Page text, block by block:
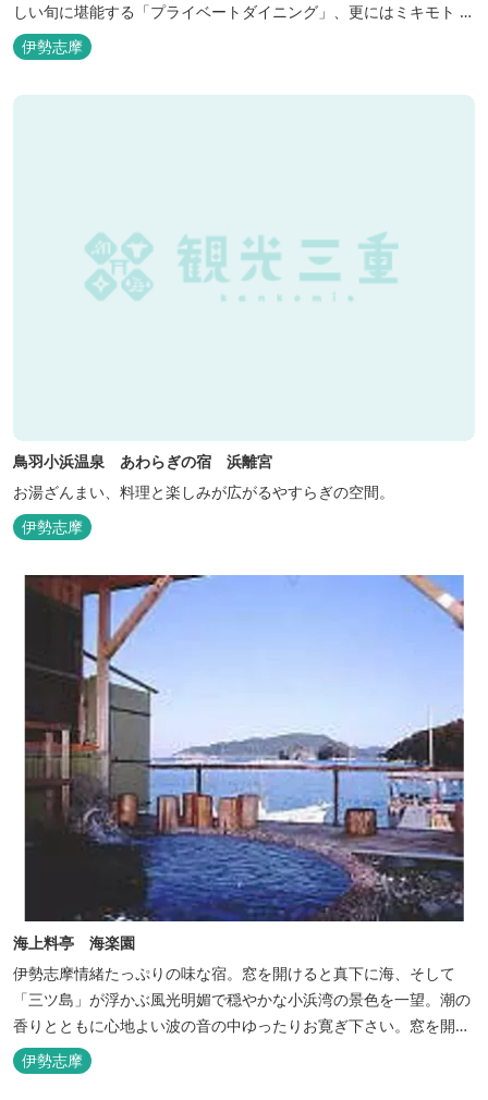
しい旬に堪能する「プライベートダイニング」、更にはミキモト コ
スメティックスとの提携により実現した、日本初の「パールオーロ
ラ風呂」が誕生。
伊勢志摩
鳥羽小浜温泉 あわらぎの宿 浜離宮
お湯ざんまい、料理と楽しみが広がるやすらぎの空間。
伊勢志摩
海上料亭 海楽園
伊勢志摩情緒たっぷりの味な宿。窓を開けると真下に海、そして
「三ツ島」が浮かぶ風光明媚で穏やかな小浜湾の景色を一望。潮の
香りとともに心地よい波の音の中ゆったりお寛ぎ下さい。窓を開け
浴衣姿でのんびり太公望！ 部屋から釣りができる「座敷釣り」は当
館ならではの名物。（貸しざお／エサ付要予約） 海水温泉露天風呂
伊勢志摩